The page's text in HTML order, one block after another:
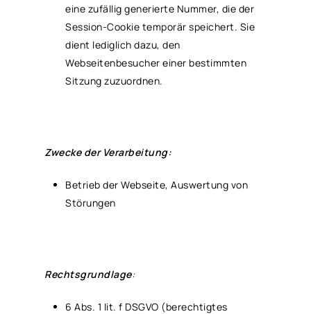
eine zufällig generierte Nummer, die der
Session-Cookie temporär speichert. Sie
dient lediglich dazu, den
Webseitenbesucher einer bestimmten
Sitzung zuzuordnen.
Zwecke der Verarbeitung:
Betrieb der Webseite, Auswertung von
Störungen
Rechtsgrundlage:
6 Abs. 1 lit. f DSGVO (berechtigtes